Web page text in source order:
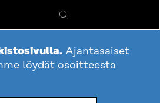
Hae
Ajantasaiset
löydät osoitteesta